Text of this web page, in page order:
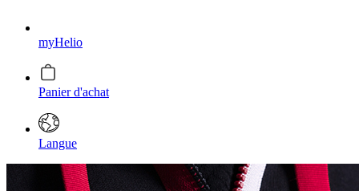
myHelio
Panier d'achat
Langue